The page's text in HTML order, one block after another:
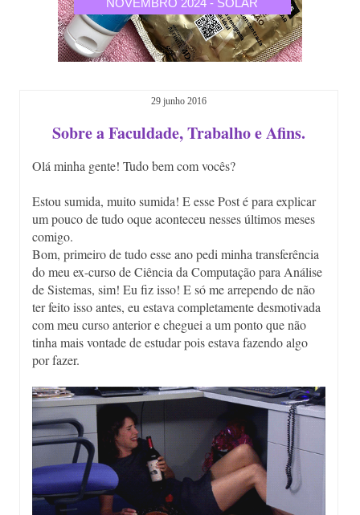
29 junho 2016
Sobre a Faculdade, Trabalho e Afins.
Olá minha gente! Tudo bem com vocês?
Estou sumida, muito sumida! E esse Post é para explicar
um pouco de tudo oque aconteceu nesses últimos meses
comigo.
Bom, primeiro de tudo esse ano pedi minha transferência
do meu ex-curso de Ciência da Computação para Análise
de Sistemas, sim! Eu fiz isso! E só me arrependo de não
ter feito isso antes, eu estava completamente desmotivada
com meu curso anterior e cheguei a um ponto que não
tinha mais vontade de estudar pois estava fazendo algo
por fazer.